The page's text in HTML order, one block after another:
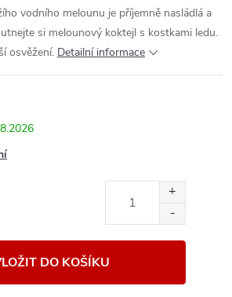
vodního melounu je příjemně nasládlá a
si melounový koktejl s kostkami ledu.
osvěžení. Detailní informace
DO KOŠÍKU